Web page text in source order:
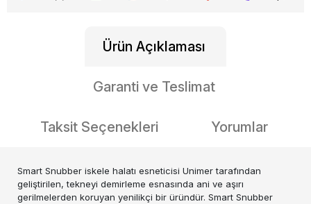
Ürün Açıklaması
Garanti ve Teslimat
Taksit Seçenekleri Yorumlar
Smart Snubber iskele halatı esneticisi Unimer tarafından
geliştirilen, tekneyi demirleme esnasında ani ve aşırı
gerilmelerden koruyan yenilikçi bir üründür. Smart Snubber